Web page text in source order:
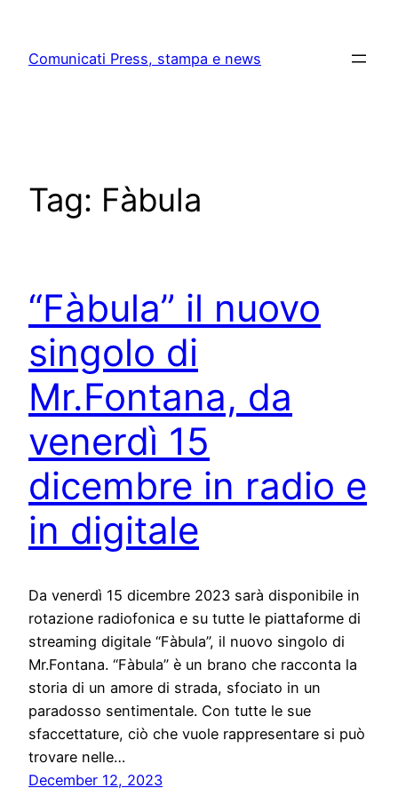
content
Comunicati Press, stampa e news
Tag: Fàbula
“Fàbula” il nuovo
singolo di
Mr.Fontana, da
venerdì 15
dicembre in radio e
in digitale
Da venerdì 15 dicembre 2023 sarà disponibile in
rotazione radiofonica e su tutte le piattaforme di
streaming digitale “Fàbula”, il nuovo singolo di
Mr.Fontana. “Fàbula” è un brano che racconta la
storia di un amore di strada, sfociato in un
paradosso sentimentale. Con tutte le sue
sfaccettature, ciò che vuole rappresentare si può
trovare nelle…
December 12, 2023